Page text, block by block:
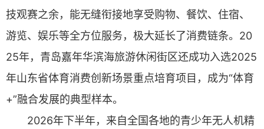
技观赛之余，能无缝衔接地享受购物、餐饮、住宿、
游览、娱乐等全方位服务，极大延长了消费链条。20
25年，青岛嘉年华滨海旅游休闲街区还成功入选2025
年山东省体育消费创新场景重点培育项目，成为“体育
+”融合发展的典型样本。
2026年下半年，来自全国各地的青少年无人机精